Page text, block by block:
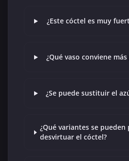
¿Este cóctel es muy
¿Qué vaso conviene
¿Se puede sustituir el
¿Qué variantes se pueden
desvirtuar el cóctel?